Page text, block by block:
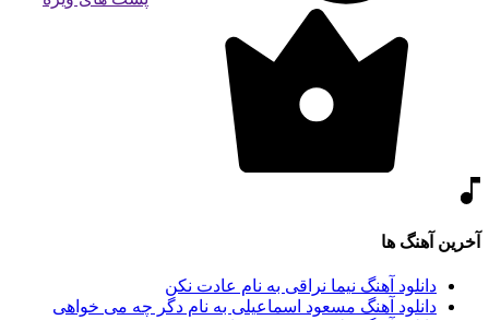
آخرین آهنگ ها
دانلود آهنگ نیما نراقی به نام عادت نکن
دانلود آهنگ مسعود اسماعیلی به نام دگر چه می خواهی